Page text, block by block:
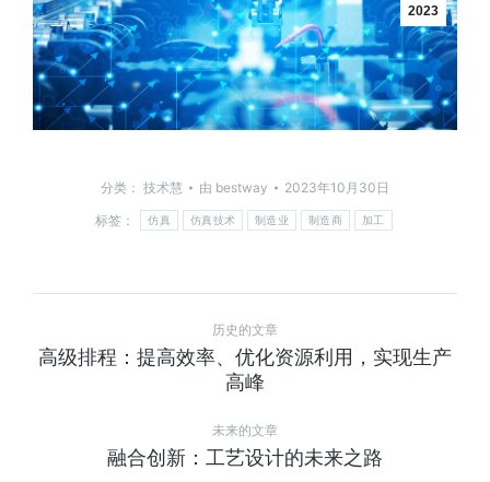
2023
分类： 技术慧 由 bestway
2023年10月30日
标签：
仿真 仿真技术 制造业 制造商 加工
历史的文章
高级排程：提高效率、优化资源利用，实现生产
高峰
未来的文章
融合创新：工艺设计的未来之路